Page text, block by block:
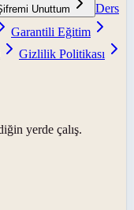
Unuttum
Ders
Garantili Eğitim
Gizlilik Politikası
yerde çalış.